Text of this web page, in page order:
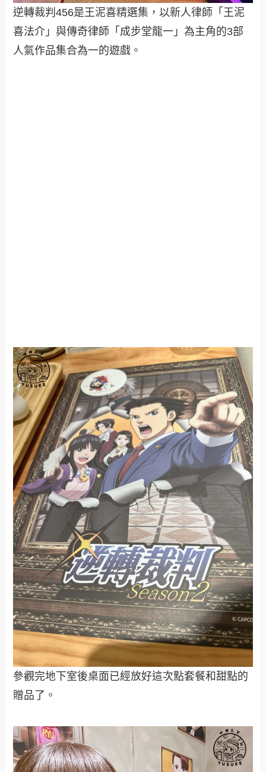
逆轉裁判456是王泥喜精選集，以新人律師「王泥
喜法介」與傳奇律師「成步堂龍一」為主角的3部
人氣作品集合為一的遊戲。
參觀完地下室後桌面已經放好這次點套餐和甜點的
贈品了。